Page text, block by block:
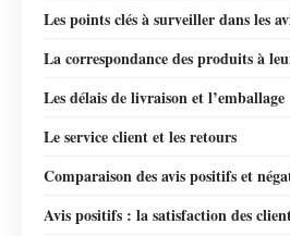
Les points clés à surveiller dans les
La correspondance des produits à
Les délais de livraison et l’emballage
Le service client et les retours
Comparaison des avis positifs et
Avis positifs : la satisfaction des